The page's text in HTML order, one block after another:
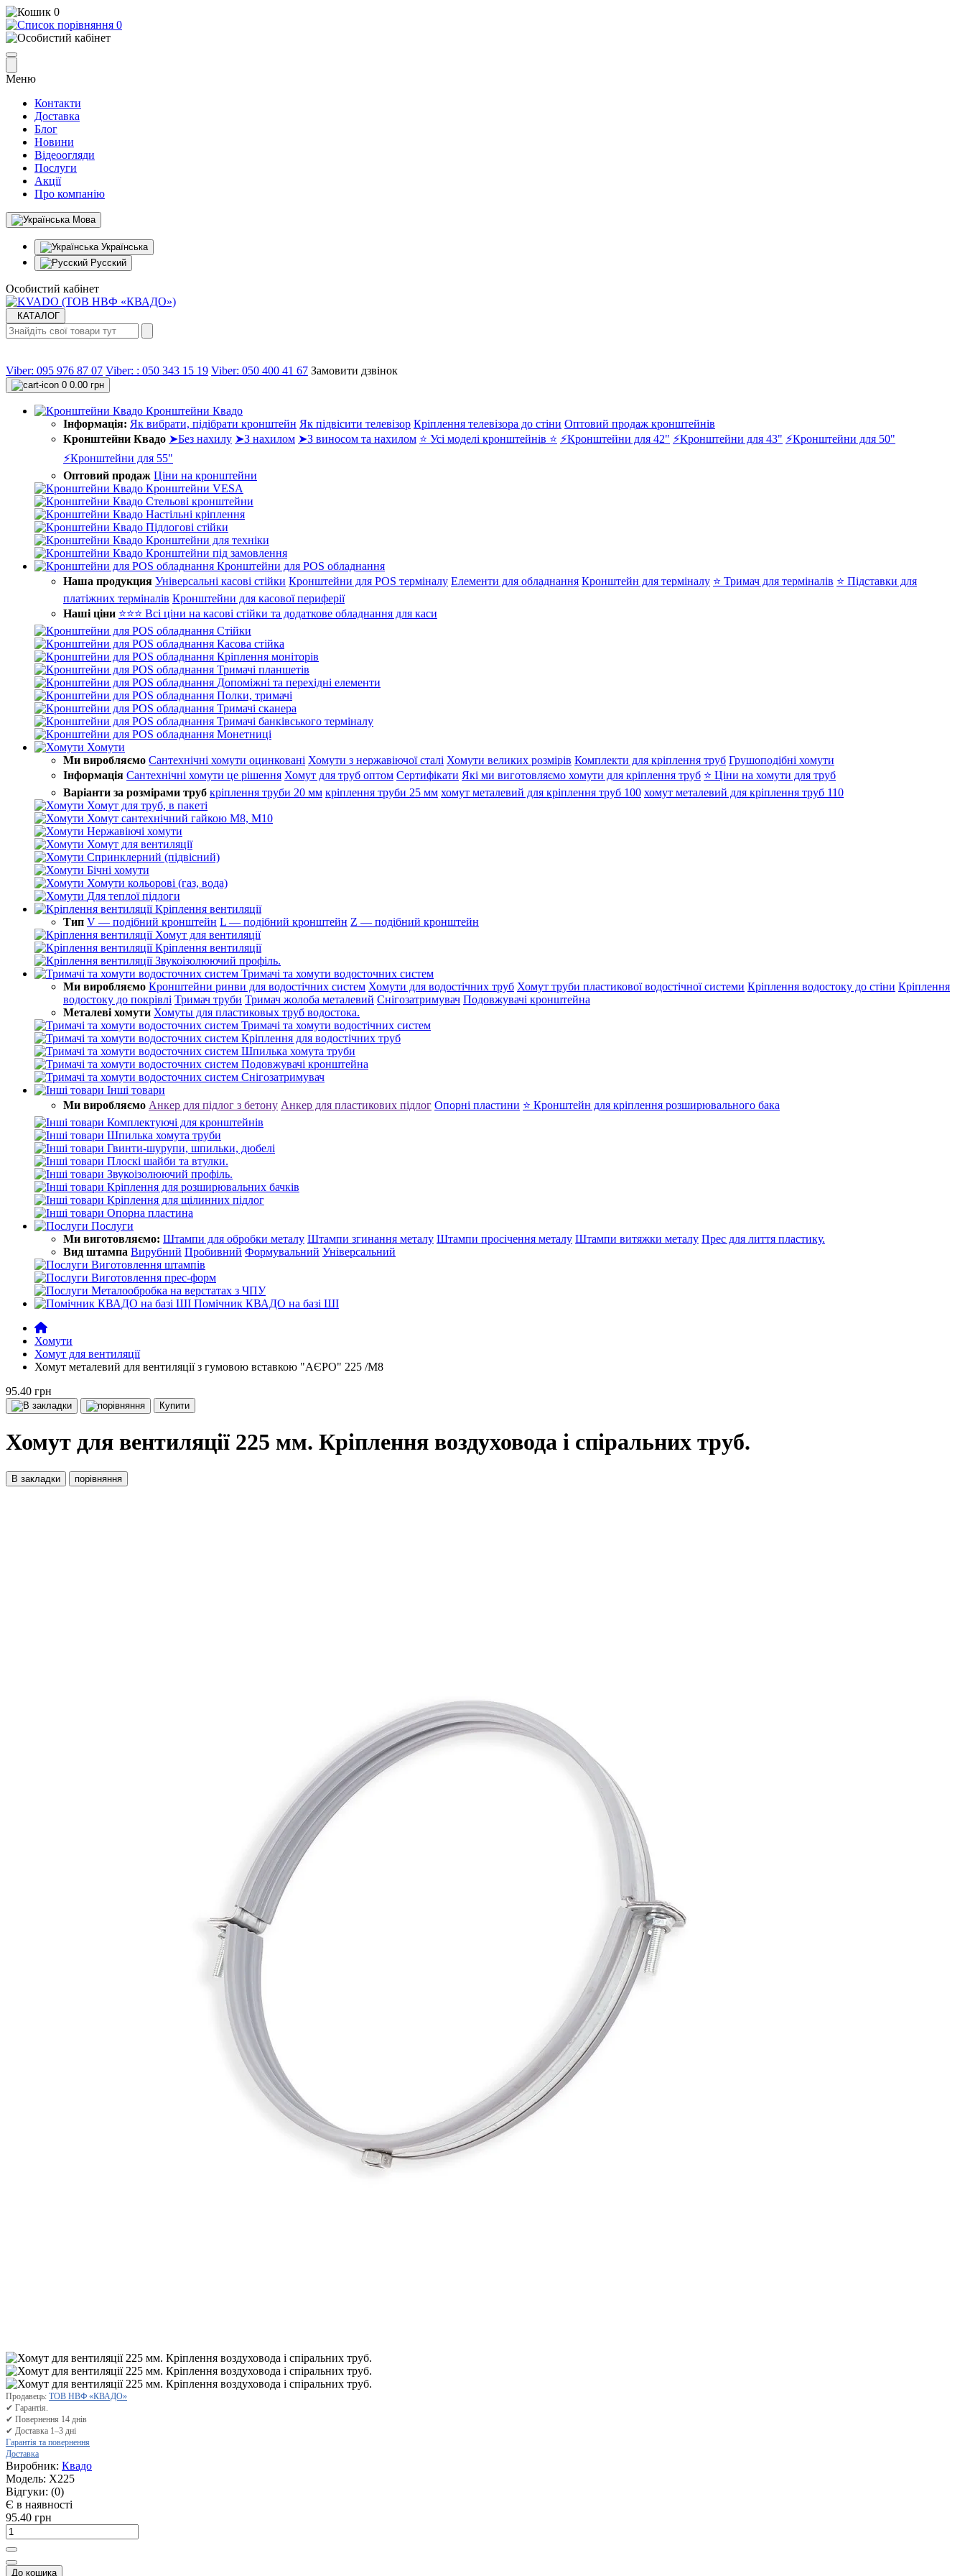
0
0
Меню
Контакти
Доставка
Блог
Новини
Відеоогляди
Послуги
Акції
Про компанію
Мова
Українська
Русский
Особистий кабінет
КАТАЛОГ
Viber: 095 976 87 07 Viber: : 050 343 15 19‬ Viber: 050 400 41 67 Замовити дзвінок
0 0.00 грн
Кронштейни Квадо
Інформація: Як вибрати, підібрати кронштейн Як підвісити телевізор Кріплення телевізора до стіни Оптовий продаж кронштейнів
Кронштейни Квадо ➤Без нахилу ➤З нахилом ➤З виносом та нахилом ⭐ Усі моделі кронштейнів ⭐ ⚡Кронштейни для 42" ⚡Кронштейни для 43" ⚡Кронштейни для 50"
⚡Кронштейни для 55"
Оптовий продаж Ціни на кронштейни
Кронштейни VESA
Стельові кронштейни
Настільні кріплення
Підлогові стійки
Кронштейни для техніки
Кронштейни під замовлення
Кронштейни для POS обладнання
Наша продукция Універсальні касові стійки Кронштейни для POS терміналу Елементи для обладнання Кронштейн для терміналу ⭐ Тримач для терміналів ⭐ Підставки для
платіжних терміналів Кронштейни для касової периферії
Наші ціни ⭐⭐⭐ Всі ціни на касові стійки та додаткове обладнання для каси
Стійки
Касова стійка
Кріплення моніторів
Тримачі планшетів
Допоміжні та перехідні елементи
Полки, тримачі
Тримачі сканера
Тримачі банківського терміналу
Монетниці
Хомути
Ми виробляємо Сантехнічні хомути оцинковані Хомути з нержавіючої сталі Хомути великих розмірів Комплекти для кріплення труб Грушоподібні хомути
Інформація Сантехнічні хомути це рішення Хомут для труб оптом Сертифікати Які ми виготовляємо хомути для кріплення труб ⭐ Ціни на хомути для труб
Варіанти за розмірами труб кріплення труби 20 мм кріплення труби 25 мм хомут металевий для кріплення труб 100 хомут металевий для кріплення труб 110
Хомут для труб, в пакеті
Хомут сантехнічний гайкою М8, М10
Нержавіючі хомути
Хомут для вентиляції
Спринклерний (підвісний)
Бічні хомути
Хомути кольорові (газ, вода)
Для теплої підлоги
Кріплення вентиляції
Тип V — подібний кронштейн L — подібний кронштейн Z — подібний кронштейн
Хомут для вентиляції
Кріплення вентиляції
Звукоізолюючий профіль.
Тримачі та хомути водосточних систем
Ми виробляємо Кронштейни ринви для водостічних систем Хомути для водостічних труб Хомут труби пластикової водостічної системи Кріплення водостоку до стіни Кріплення
водостоку до покрівлі Тримач труби Тримач жолоба металевий Снігозатримувач Подовжувачі кронштейна
Металеві хомути Хомуты для пластиковых труб водостока.
Тримачі та хомути водостічних систем
Кріплення для водостічних труб
Шпилька хомута труби
Подовжувачі кронштейна
Снігозатримувач
Інші товари
Ми виробляємо Анкер для підлог з бетону Анкер для пластикових підлог Опорні пластини ⭐ Кронштейн для кріплення розширювального бака
Комплектуючі для кронштейнів
Шпилька хомута труби
Гвинти-шурупи, шпильки, дюбелі
Плоскі шайби та втулки.
Звукоізолюючий профіль.
Кріплення для розширювальних бачків
Кріплення для щілинних підлог
Опорна пластина
Послуги
Ми виготовляємо: Штампи для обробки металу Штампи згинання металу Штампи просічення металу Штампи витяжки металу Прес для лиття пластику.
Вид штампа Вирубний Пробивний Формувальний Універсальний
Виготовлення штампів
Виготовлення прес-форм
Металообробка на верстатах з ЧПУ
Помічник КВАДО на базі ШІ
Хомути
Хомут для вентиляції
Хомут металевий для вентиляції з гумовою вставкою "АЄРО" 225 /М8
95.40 грн
Купити
Хомут для вентиляції 225 мм. Кріплення воздуховода і спіральних труб.
В закладки порівняння
Продавець: ТОВ НВФ «КВАДО»
✔ Гарантія.
✔ Повернення 14 днів
✔ Доставка 1–3 дні
Гарантія та повернення
Доставка
Виробник: Квадо
Модель: Х225
Відгуки: (0)
Є в наявності
95.40 грн
До кошика